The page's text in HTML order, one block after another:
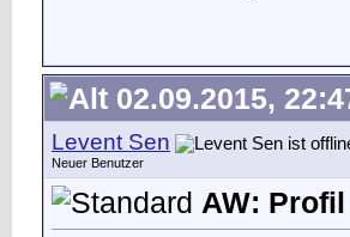
02.09.2015,
Levent Sen
Neuer Benutzer
AW: